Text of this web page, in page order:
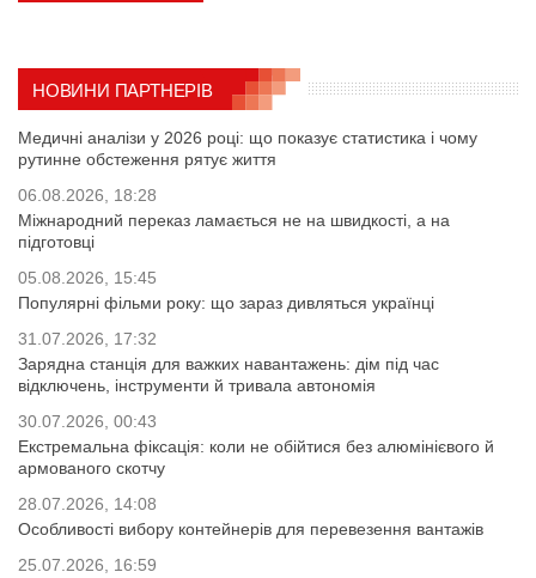
НОВИНИ ПАРТНЕРІВ
Медичні аналізи у 2026 році: що показує статистика і чому
рутинне обстеження рятує життя
06.08.2026, 18:28
Міжнародний переказ ламається не на швидкості, а на
підготовці
05.08.2026, 15:45
Популярні фільми року: що зараз дивляться українці
31.07.2026, 17:32
Зарядна станція для важких навантажень: дім під час
відключень, інструменти й тривала автономія
30.07.2026, 00:43
Екстремальна фіксація: коли не обійтися без алюмінієвого й
армованого скотчу
28.07.2026, 14:08
Особливості вибору контейнерів для перевезення вантажів
25.07.2026, 16:59